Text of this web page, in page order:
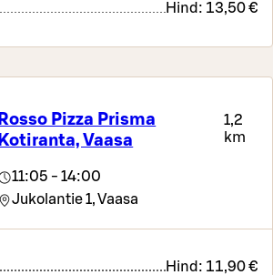
Hind: 13,50 €
Rosso Pizza Prisma
Kotiranta, Vaasa
1,2
km
11:05 - 14:00
Jukolantie 1,Vaasa
Hind: 11,90 €